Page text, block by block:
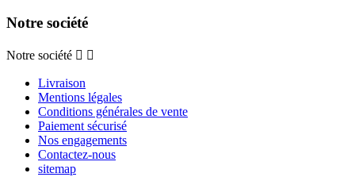
Notre société
Notre société  
Livraison
Mentions légales
Conditions générales de vente
Paiement sécurisé
Nos engagements
Contactez-nous
sitemap